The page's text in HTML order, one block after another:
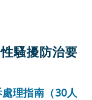
騷擾防治要
理指南（30人